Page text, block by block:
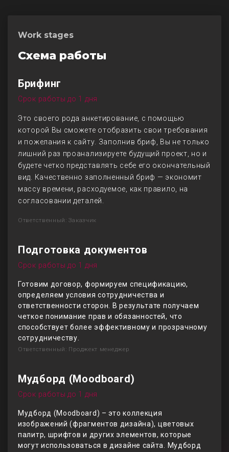
Work stages
Схема работы
Брифинг
Срок работы до 1 дня
Это своего рода анкетирование, с помощью
которой Вы сможете отобразить свои требования
и пожелания к сайту. Заполнив бриф, Вы не только
лишний раз проанализируете будущий проект, но и
будете четко представлять себе его окончательный
вид. Качественно заполненный бриф — экономит
массу времени, расходуемое, как правило, на
согласовании деталей.
Ответственный: Заказчик
Подготовка документов
Срок работы до 1 дня
Готовим договор, формируем спецификацию,
определяем условия сотрудничества и
ответственности сторон. В результате получаем
четкое понимание прав и обязанностей, что
способствует более эффективному и прозрачному
сотрудничеству.
Ответственный: Проджект менеджер
Мудборд (Moodboard)
Срок работы до 1 дня
Мудборд (Moodboard) – это коллекция
изображений (фрагментов дизайна), цветовых
палитр, шрифтов и других элементов, которые
могут использоваться в дизайне сайта. Мудборд